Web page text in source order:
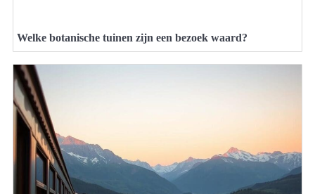
Welke botanische tuinen zijn een bezoek waard?